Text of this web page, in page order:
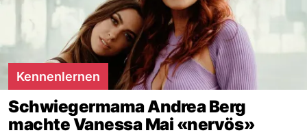
Kennenlernen
Schwiegermama Andrea Berg
machte Vanessa Mai «nervös»